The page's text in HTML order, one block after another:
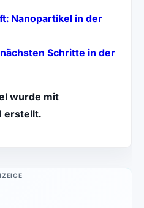
Nanopartikel in der
neuem Tab)
Schritte in der
in neuem Tab)
wurde mit
erstellt.